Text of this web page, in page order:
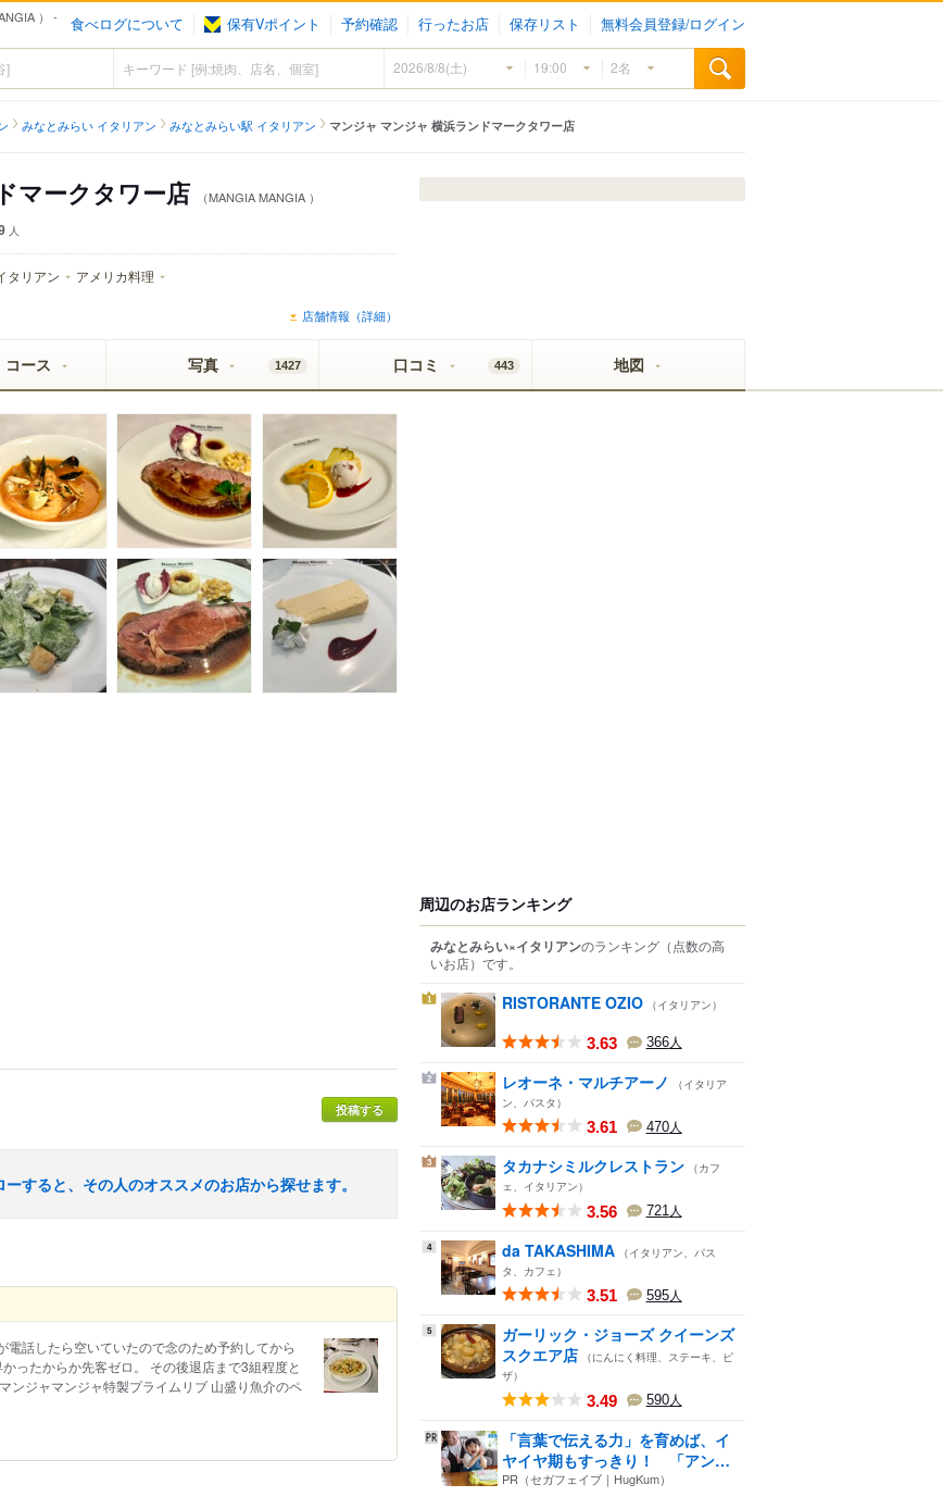
） -
食べログについて 保有Vポイント 予約確認 行ったお店 保存リスト 無料会員登録/ログイン
みなとみらい イタリアン みなとみらい駅 イタリアン マンジャ マンジャ 横浜ランドマークタワー店
マークタワー店 （MANGIA MANGIA ）
人
タリアン アメリカ料理
店舗情報（詳細）
コース 写真 1427 口コミ 443 地図
投稿する
すると、その人のオススメのお店から探せます。
話したら空いていたので念のため予約してから
ったからか先客ゼロ。 その後退店まで3組程度と
ンジャマンジャ特製プライムリブ 山盛り魚介のペ
周辺のお店ランキング
みなとみらい×イタリアンのランキング （点数の高
いお店） です。
1 RISTORANTE OZIO （イタリアン）
3.63 366人
2 レオーネ・マルチアーノ
（イタリア
ン、パスタ）
3.61 470人
3 タカナシミルクレストラン （カフ
ェ、イタリアン）
3.56 721人
4 da TAKASHIMA （イタリアン、パス
タ、カフェ）
3.51 595人
5
ガーリック・ジョーズ クイーンズ
スクエア店 （にんにく料理、ステーキ、ピ
ザ）
3.49 590人
「言葉で伝える力」を育めば、イ
ヤイヤ期もすっきり！ 「アン
パ...
PR（セガフェイブ｜HugKum）